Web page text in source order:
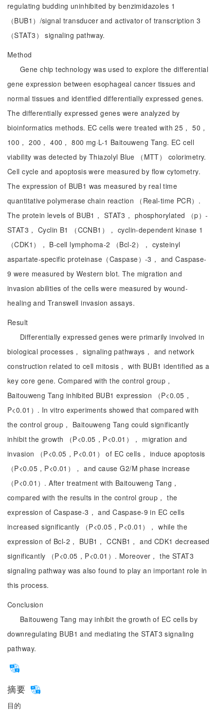
regulating budding uninhibited by benzimidazoles 1
（BUB1）/signal transducer and activator of transcription 3
（STAT3） signaling pathway.
Method
Gene chip technology was used to explore the differential
gene expression between esophageal cancer tissues and
normal tissues and identified differentially expressed genes.
The differentially expressed genes were analyzed by
bioinformatics methods. EC cells were treated with 25， 50，
100， 200， 400， 800 mg·L-1 Baitouweng Tang. EC cell
viability was detected by Thiazolyl Blue （MTT） colorimetry.
Cell cycle and apoptosis were measured by flow cytometry.
The expression of BUB1 was measured by real time
quantitative polymerase chain reaction （Real-time PCR）.
The protein levels of BUB1， STAT3， phosphorylated （p）-
STAT3， Cyclin B1 （CCNB1）， cyclin-dependent kinase 1
（CDK1）， B-cell lymphoma-2 （Bcl-2）， cysteinyl
aspartate-specific proteinase（Caspase）-3， and Caspase-
9 were measured by Western blot. The migration and
invasion abilities of the cells were measured by wound-
healing and Transwell invasion assays.
Result
Differentially expressed genes were primarily involved in
biological processes， signaling pathways， and network
construction related to cell mitosis， with BUB1 identified as a
key core gene. Compared with the control group，
Baitouweng Tang inhibited BUB1 expression （P<0.05，
P<0.01）. In vitro experiments showed that compared with
the control group， Baitouweng Tang could significantly
inhibit the growth （P<0.05，P<0.01）， migration and
invasion （P<0.05，P<0.01） of EC cells， induce apoptosis
（P<0.05，P<0.01）， and cause G2/M phase increase
（P<0.01）. After treatment with Baitouweng Tang，
compared with the results in the control group， the
expression of Caspase-3， and Caspase-9 in EC cells
increased significantly （P<0.05，P<0.01）， while the
expression of Bcl-2， BUB1， CCNB1， and CDK1 decreased
significantly （P<0.05，P<0.01）. Moreover， the STAT3
signaling pathway was also found to play an important role in
this process.
Conclusion
Baitouweng Tang may inhibit the growth of EC cells by
downregulating BUB1 and mediating the STAT3 signaling
pathway.
摘要
目的